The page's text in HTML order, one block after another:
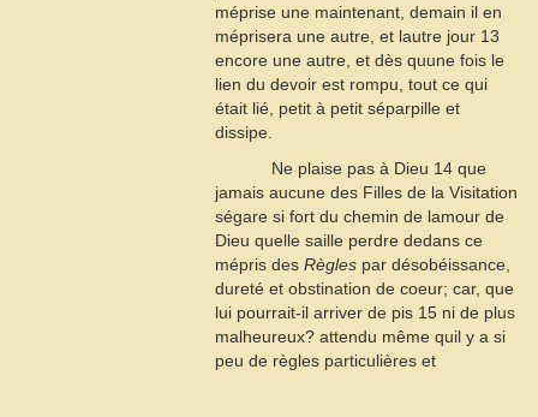
méprise une maintenant, demain il en
méprisera une autre, et lautre jour 13
encore une autre, et dès quune fois le
lien du devoir est rompu, tout ce qui
était lié, petit à petit séparpille et
dissipe.
Ne plaise pas à Dieu 14 que
jamais aucune des Filles de la Visitation
ségare si fort du chemin de lamour de
Dieu quelle saille perdre dedans ce
mépris des Règles par désobéissance,
dureté et obstination de coeur; car, que
lui pourrait-il arriver de pis 15 ni de plus
malheureux? attendu même quil y a si
peu de règles particulières et